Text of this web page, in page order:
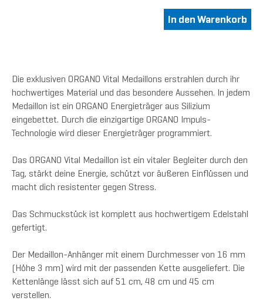
Die exklusiven ORGANO Vital Medaillons erstrahlen durch ihr
hochwertiges Material und das besondere Aussehen. In jedem
Medaillon ist ein ORGANO Energieträger aus Silizium
eingebettet. Durch die einzigartige ORGANO Impuls-
Technologie wird dieser Energieträger programmiert.
Das ORGANO Vital Medaillon ist ein vitaler Begleiter durch den
Tag, stärkt deine Energie, schützt vor äußeren Einflüssen und
macht dich resistenter gegen Stress.
Das Schmuckstück ist komplett aus hochwertigem Edelstahl
gefertigt.
Der Medaillon-Anhänger mit einem Durchmesser von 16 mm
(Höhe 3 mm) wird mit der passenden Kette ausgeliefert. Die
Kettenlänge lässt sich auf 51 cm, 48 cm und 45 cm
verstellen.